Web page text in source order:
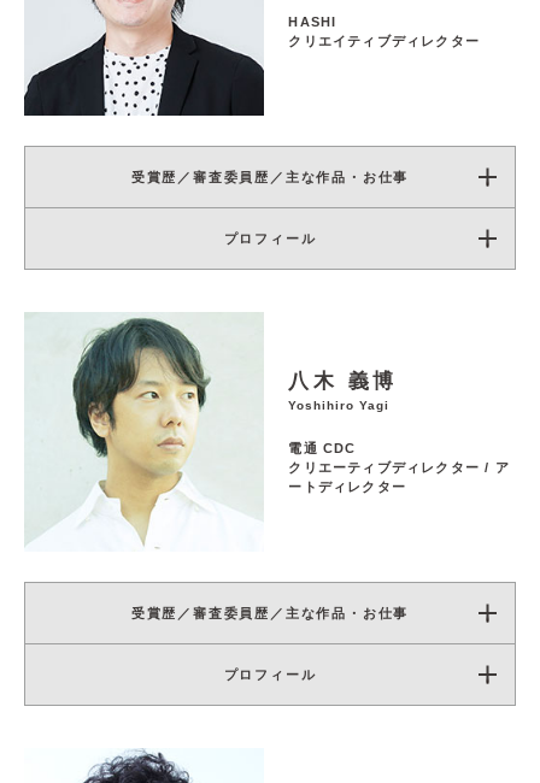
HASHI
クリエイティブディレクター
受賞歴／審査委員歴／主な作品・お仕事
プロフィール
八木 義博
Yoshihiro Yagi
電通 CDC
クリエーティブディレクター / ア
ートディレクター
受賞歴／審査委員歴／主な作品・お仕事
プロフィール